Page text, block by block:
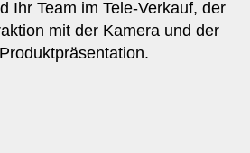
Ihr Team im Tele-Verkauf, der
mit der Kamera und der